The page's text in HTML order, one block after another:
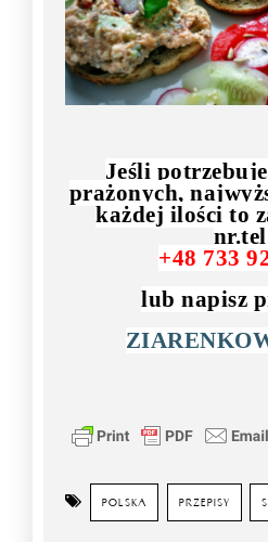
Jeśli
prażonych,
każdej ilości to
+48 733
lub napisz
POLSKA PRZEPISY